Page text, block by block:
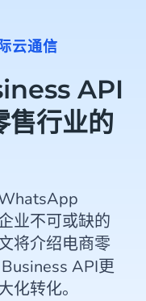
云通信
API
售行业的
业不可或缺的
将介绍电商零
API更
化转化。